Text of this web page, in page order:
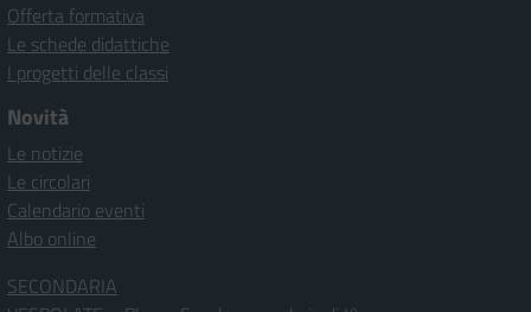
Offerta formativa
Le schede didattiche
I progetti delle classi
Novità
Le notizie
Le circolari
Calendario eventi
Albo online
SECONDARIA